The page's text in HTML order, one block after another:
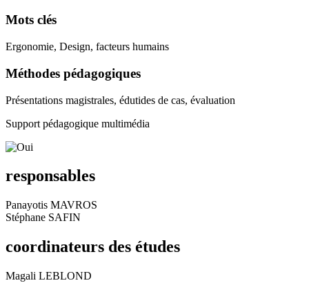
Mots clés
Ergonomie, Design, facteurs humains
Méthodes pédagogiques
Présentations magistrales, édutides de cas, évaluation
Support pédagogique multimédia
responsables
Panayotis MAVROS
Stéphane SAFIN
coordinateurs des études
Magali LEBLOND